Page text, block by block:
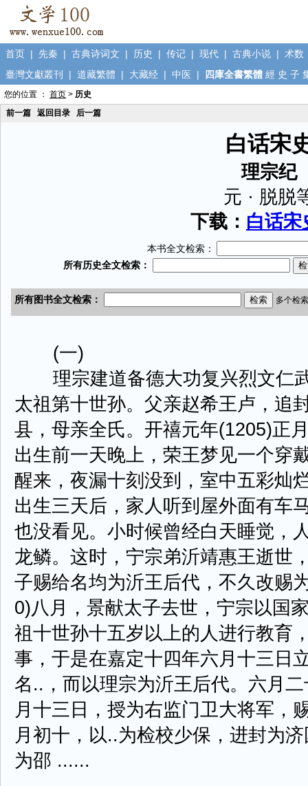
首页 | 先秦 | 古典诗词文 | 历史 | 传记 | 现代 | 古典小说 | 术数
臺灣文獻叢刊
| 道藏繁體 | 大藏经 | 中医 | 四庫全書繁體 經 史 子
您的位置 ： 首页 > 历史
前一篇
返回目录 后一篇
白话宋
理宗纪
元 · 脱脱
下载： 白话
本书全文检索：
(一)
理宗建道备德大功复兴烈文仁
太祖第十世孙。父亲赵希王卢，追
县，母亲全氏。开禧元年(1205)正
出生前一天晚上，荣王梦见一个穿
醒来，夜漏十刻没到，室中五彩灿
出生三天后，家人听到屋外面有车
也没看见。小时候曾经白天睡觉，
龙鳞。这时，宁宗弟沂靖惠王逝世
子赐给名均为沂王后代，不久改赐
0)八月，景献太子去世，宁宗以国
祖十世孙十五岁以上的人进行教育
事，于是在嘉定十四年六月十三日
名..，而以理宗为沂王后代。六月
月十三日，授为右监门卫大将军，
月初十，以..为检校少保，进封为
为邵 ......